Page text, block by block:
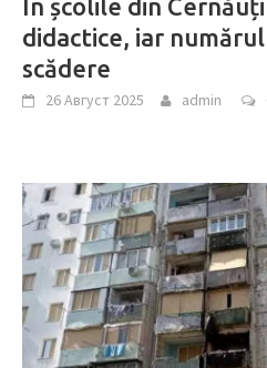
În școlile din
didactice, iar
scădere
26 Август 2025 admin